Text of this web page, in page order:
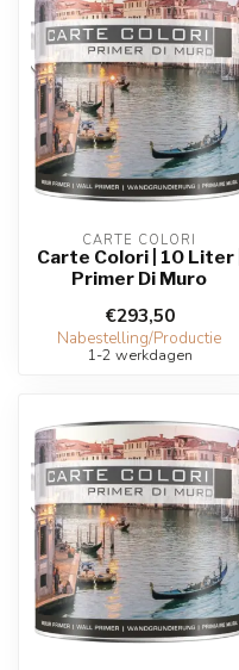
CARTE COLORI
Carte Colori | 10 Liter |
Primer Di Muro
€293,50
Nabestelling/Productie
1-2 werkdagen